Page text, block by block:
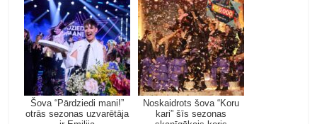
Šova “Pārdziedi mani!”
otrās sezonas uzvarētāja
Noskaidrots šova “Koru
kari” šīs sezonas